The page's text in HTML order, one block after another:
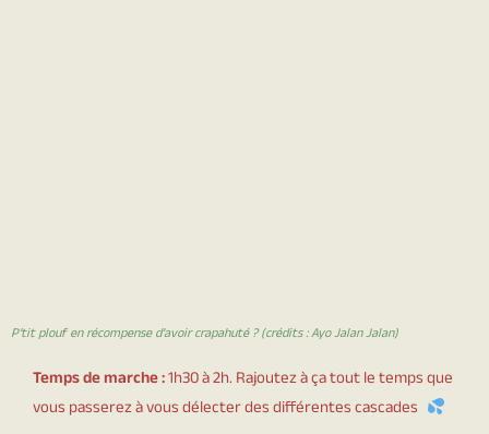
P’tit plouf en récompense d’avoir crapahuté ? (crédits : Ayo Jalan Jalan)
Temps de marche :1h30 à 2h. Rajoutez à ça tout le temps que
vous passerez à vous délecter des différentes cascades